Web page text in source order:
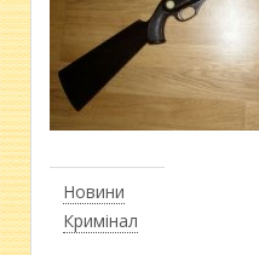
Новини
Кримінал